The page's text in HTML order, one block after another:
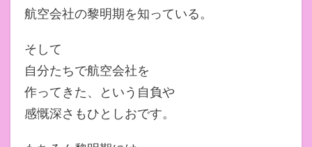
航空会社の黎明期を知っている。
そして
自分たちで航空会社を
作ってきた、という自負や
感慨深さもひとしおです。